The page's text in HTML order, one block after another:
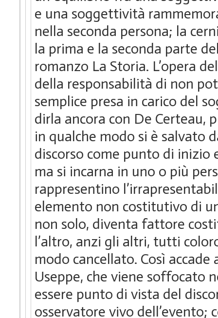
e una soggettività
nella seconda persona; la
la prima e la seconda parte
romanzo La Storia. L’opera
della responsabilità di non
semplice presa in carico del
dirla ancora con De Certeau,
in qualche modo si è salvato
discorso come punto di inizio
ma si incarna in uno o più
rappresentino
elemento non costitutivo di
non solo, diventa fattore
l’altro, anzi gli altri, tutti
modo cancellato. Così
Useppe, che viene soffocato
essere punto di vista del
osservatore vivo dell’evento;